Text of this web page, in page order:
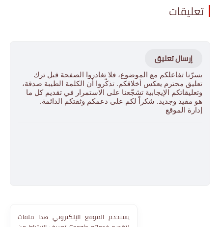
تعليقات
إرسال تعليق
يسرّنا تفاعلكم مع الموضوع، فلا تغادروا الصفحة قبل ترك
تعليق محترم يعكس أخلاقكم. تذكّروا أن الكلمة الطيبة صدقة،
وتعليقاتكم الإيجابية تشجّعنا على الاستمرار في تقديم كل ما
هو مفيد وجديد. شكراً لكم على دعمكم وثقتكم الدائمة.
إدارة الموقع
يستخدم الموقع الإلكتروني هذا ملفات